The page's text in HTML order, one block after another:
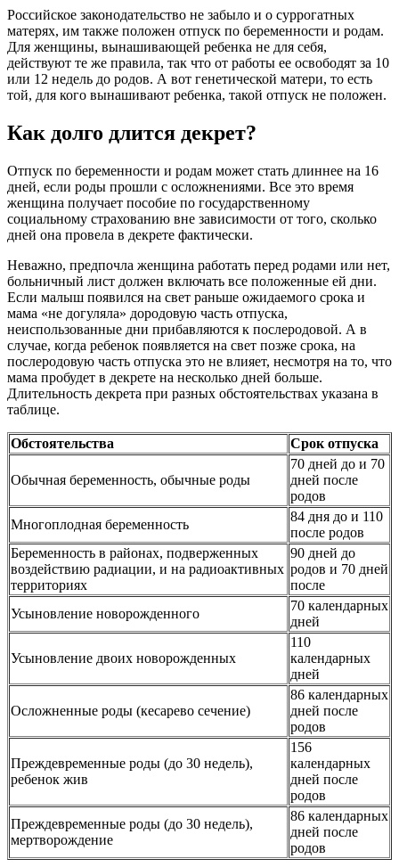
Российское законодательство не забыло и о суррогатных
матерях, им также положен отпуск по беременности и родам.
Для женщины, вынашивающей ребенка не для себя,
действуют те же правила, так что от работы ее освободят за 10
или 12 недель до родов. А вот генетической матери, то есть
той, для кого вынашивают ребенка, такой отпуск не положен.
Как долго длится декрет?
Отпуск по беременности и родам может стать длиннее на 16
дней, если роды прошли с осложнениями. Все это время
женщина получает пособие по государственному
социальному страхованию вне зависимости от того, сколько
дней она провела в декрете фактически.
Неважно, предпочла женщина работать перед родами или нет,
больничный лист должен включать все положенные ей дни.
Если малыш появился на свет раньше ожидаемого срока и
мама «не догуляла» дородовую часть отпуска,
неиспользованные дни прибавляются к послеродовой. А в
случае, когда ребенок появляется на свет позже срока, на
послеродовую часть отпуска это не влияет, несмотря на то, что
мама пробудет в декрете на несколько дней больше.
Длительность декрета при разных обстоятельствах указана в
таблице.
Обстоятельства Срок отпуска
Обычная беременность, обычные роды
70 дней до и 70
дней после
родов
Многоплодная беременность
84 дня до и 110
после родов
Беременность в районах, подверженных
воздействию радиации, и на радиоактивных
территориях
90 дней до
родов и 70 дней
после
Усыновление новорожденного
70 календарных
дней
Усыновление двоих новорожденных
110
календарных
дней
Осложненные роды (кесарево сечение)
86 календарных
дней после
родов
Преждевременные роды (до 30 недель),
ребенок жив
156
календарных
дней после
родов
Преждевременные роды (до 30 недель),
мертворождение
86 календарных
дней после
родов